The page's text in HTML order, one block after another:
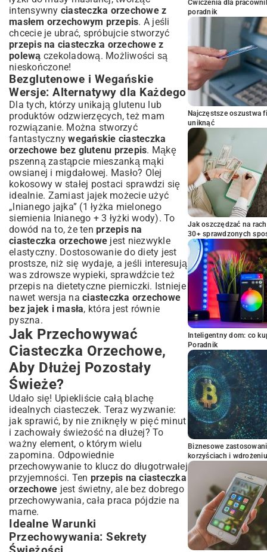
intensywny ciasteczka orzechowe z
masłem orzechowym przepis. A jeśli
chcecie je ubrać, spróbujcie stworzyć
przepis na ciasteczka orzechowe z
polewą czekoladową. Możliwości są
nieskończone!
Bezglutenowe i Wegańskie
Wersje: Alternatywy dla Każdego
Dla tych, którzy unikają glutenu lub
produktów odzwierzęcych, też mam
rozwiązanie. Można stworzyć
fantastycznywegańskie ciasteczka
orzechowe bez glutenu przepis. Mąkę
pszenną zastąpcie mieszanką mąki
owsianej i migdałowej. Masło? Olej
kokosowy w stałej postaci sprawdzi się
idealnie. Zamiast jajek możecie użyć
„lnianego jajka” (1 łyżka mielonego
siemienia lnianego + 3 łyżki wody). To
dowód na to, że ten przepis na
ciasteczka orzechowe jest niezwykle
elastyczny. Dostosowanie do diety jest
prostsze, niż się wydaje, a jeśli interesują
was zdrowsze wypieki, sprawdźcie też
przepis na dietetyczne pierniczki. Istnieje
nawet wersja na ciasteczka orzechowe
bez jajek i masła, która jest równie
pyszna.
Jak Przechowywać
Ciasteczka Orzechowe,
Aby Dłużej Pozostały
Świeże?
Udało się! Upiekliście całą blachę
idealnych ciasteczek. Teraz wyzwanie:
jak sprawić, by nie zniknęły w pięć minut
i zachowały świeżość na dłużej? To
ważny element, o którym wielu
zapomina. Odpowiednie
przechowywanie to klucz do długotrwałej
przyjemności. Ten przepis na ciasteczka
orzechowe jest świetny, ale bez dobrego
przechowywania, cała praca pójdzie na
marne.
Idealne Warunki
Przechowywania: Sekrety
Ćwiczenia dla
poradnik
Najczęstsze oszustwa
uniknąć
Jak oszczędzać na
30+ sprawdzonych
Inteligentny dom: co
Poradnik
Biznesowe
korzyściach i wdrożeniu